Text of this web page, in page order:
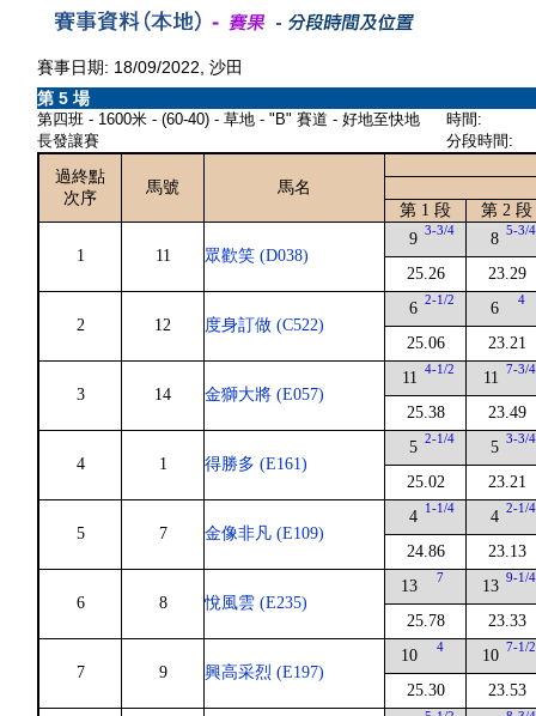
賽事日期: 18/09/2022, 沙田
第 5 場
第四班 - 1600米 - (60-40) - 草地 - "B" 賽道 - 好地至快地
長發讓賽
時間:
分段時間:
過終點
次序
馬號
馬名
第 1 段
第 2 段
1 11 眾歡笑 (D038)
9 3-3/4
25.26
8 5-3/4
23.29
2 12 度身訂做 (C522)
6 2-1/2
25.06
6 4
23.21
3 14 金獅大將 (E057)
11 4-1/2
25.38
11 7-3/4
23.49
4 1 得勝多 (E161)
5 2-1/4
25.02
5 3-3/4
23.21
5 7 金像非凡 (E109)
4 1-1/4
24.86
4 2-1/4
23.13
6 8 悅風雲 (E235)
13 7
25.78
13 9-1/4
23.33
7 9 興高采烈 (E197)
10 4
25.30
10 7-1/2
23.53